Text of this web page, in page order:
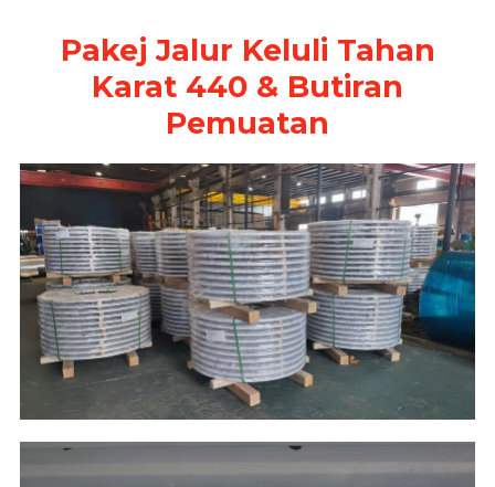
Pakej Jalur Keluli Tahan
Karat 440 & Butiran
Pemuatan